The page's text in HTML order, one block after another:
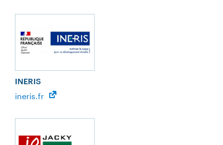
INERIS
ineris.fr